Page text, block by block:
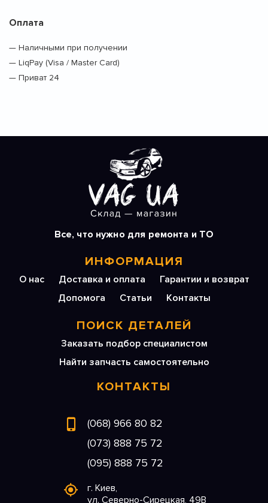
Оплата
— Наличными при получении
— LiqPay (Visa / Master Card)
— Приват 24
Все, что нужно для ремонта и ТО
ИНФОРМАЦИЯ
О нас Доставка и оплата
Гарантии и возврат
Допомога
Статьи Контакты
ПОИСК ДЕТАЛЕЙ
Заказать подбор специалистом
Найти запчасть самостоятельно
КОНТАКТЫ
(068) 966 80 82
(073) 888 75 72
(095) 888 75 72
г. Киев,
ул. Северно-Сирецкая, 49В